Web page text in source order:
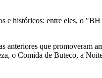
e históricos: entre eles, o
anteriores que promoveram
o Comida de Buteco, a